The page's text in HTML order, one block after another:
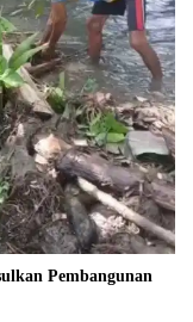
Pembangunan